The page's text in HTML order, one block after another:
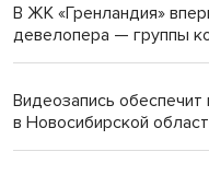
В ЖК «Гренландия»
девелопера — группы
Видеозапись
в Новосибирской